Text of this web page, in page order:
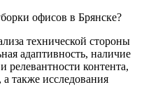
офисов в Брянске?
технической стороны
адаптивность, наличие
релевантности контента,
а также исследования